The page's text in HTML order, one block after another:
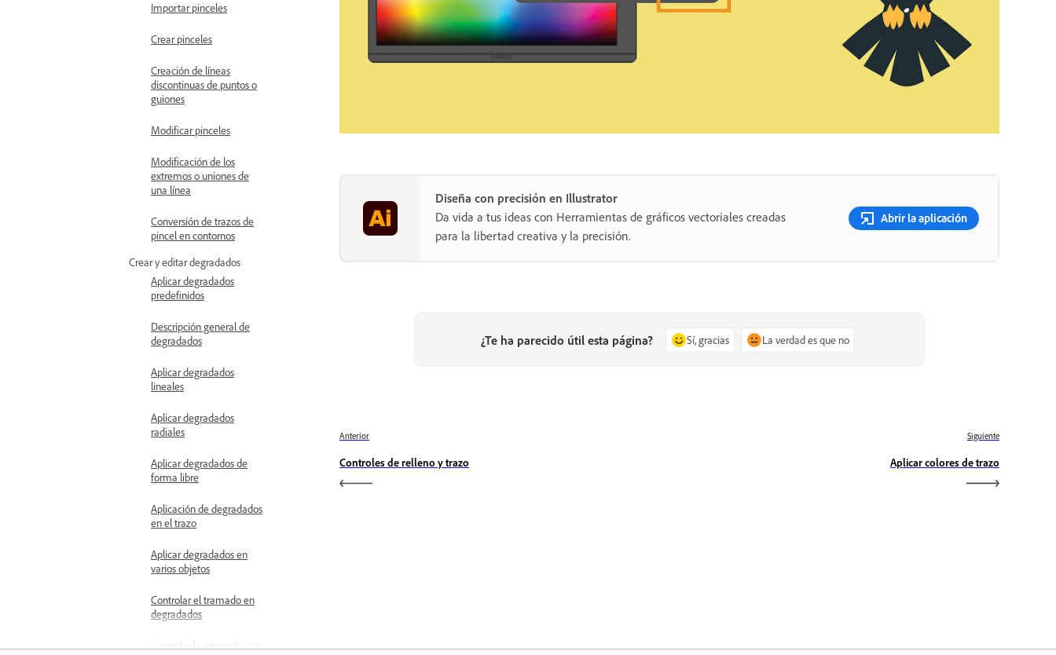
Importar pinceles
Crear pinceles
Creación de líneas
discontinuas de puntos o
guiones
Modificar pinceles
Modificación de los
extremos o uniones de
una línea
Conversión de trazos de
pincel en contornos
Crear y editar degradados
Aplicar degradados
predefinidos
Descripción general de
degradados
Aplicar degradados
lineales
Aplicar degradados
radiales
Aplicar degradados de
forma libre
Aplicación de degradados
en el trazo
Aplicar degradados en
varios objetos
Controlar el tramado en
degradados
Controlar la interpolación
Diseña con precisión en Illustrator
Da vida a tus ideas con Herramientas de gráficos vectoriales creadas
para la libertad creativa y la precisión.
Abrir la aplicación
¿Te ha parecido útil esta página? Sí, gracias La verdad es que no
Anterior
Controles de relleno y trazo
Siguiente
Aplicar colores de trazo